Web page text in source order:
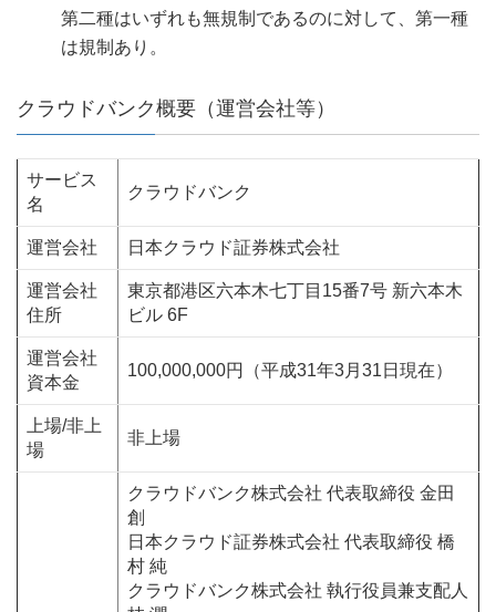
第二種はいずれも無規制であるのに対して、第一種
は規制あり。
クラウドバンク概要（運営会社等）
サービス
名
クラウドバンク
運営会社 日本クラウド証券株式会社
運営会社
住所
東京都港区六本木七丁目15番7号 新六本木
ビル 6F
運営会社
資本金
100,000,000円（平成31年3月31日現在）
上場/非上
場
非上場
クラウドバンク株式会社 代表取締役 金田
創
日本クラウド証券株式会社 代表取締役 橋
村 純
クラウドバンク株式会社 執行役員兼支配人